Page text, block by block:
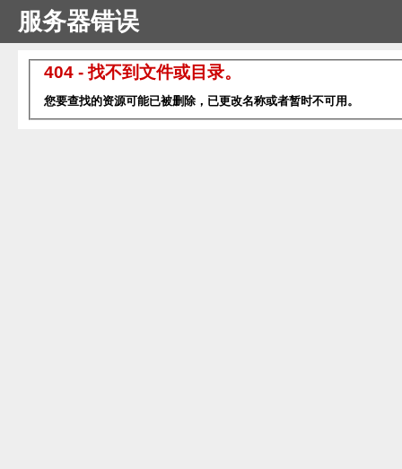
服务器错误
404 - 找不到文件或目录。
您要查找的资源可能已被删除，已更改名称或者暂时不可用。